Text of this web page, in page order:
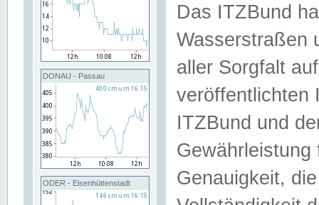
DONAU - Passau
ODER - Eisenhüttenstadt
Das ITZBund
Wasserstraßen
aller Sorgfalt
veröffentlichten
ITZBund und
Genauigkeit,